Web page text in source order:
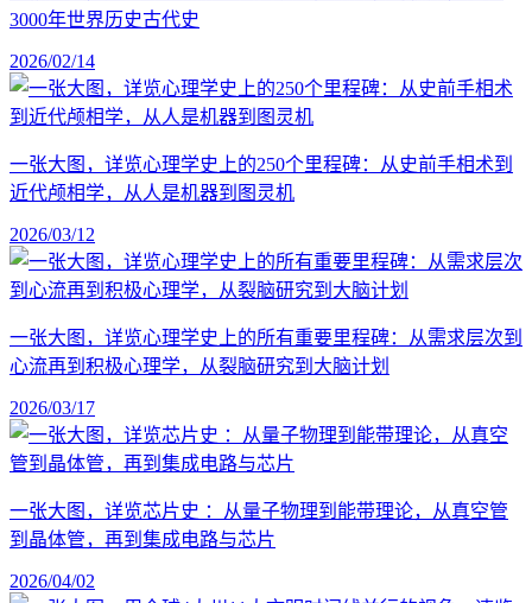
3000年世界历史古代史
2026/02/14
一张大图，详览心理学史上的250个里程碑：从史前手相术到
近代颅相学，从人是机器到图灵机
2026/03/12
一张大图，详览心理学史上的所有重要里程碑：从需求层次到
心流再到积极心理学，从裂脑研究到大脑计划
2026/03/17
一张大图，详览芯片史 ：从量子物理到能带理论，从真空管
到晶体管，再到集成电路与芯片
2026/04/02